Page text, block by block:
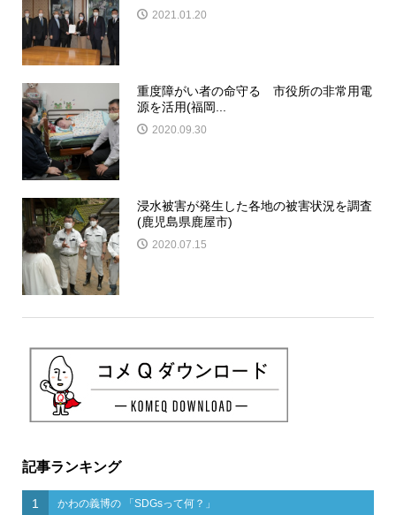
2021.01.20
重度障がい者の命守る 市役所の非常用電
源を活用(福岡...
2020.09.30
浸水被害が発生した各地の被害状況を調査
(鹿児島県鹿屋市)
2020.07.15
記事ランキング
1 かわの義博の 「SDGsって何？」